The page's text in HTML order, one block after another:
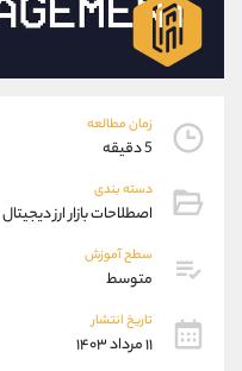
زمان مطالعه
5 دقیقه
دسته بندی
اصطلاحات بازار ارز دیجیتال
سطح آموزش
متوسط
تاریخ انتشار
۱۱ مرداد ۱۴۰۳
واتساپ
تلگرام
پشتیبان فروش
موبایل
اطلاعات تماس